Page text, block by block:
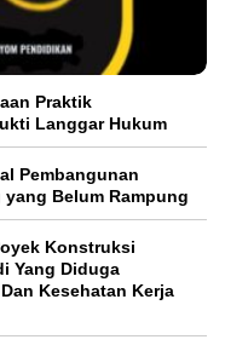
Praktik
Langgar Hukum
Pembangunan
Belum Rampung
Konstruksi
Yang Diduga
Kesehatan Kerja